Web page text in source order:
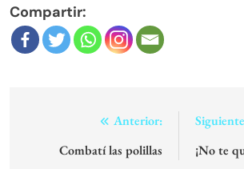
Compartir:
NavegaciónAnterior:
Combatí las polillas
¡No te